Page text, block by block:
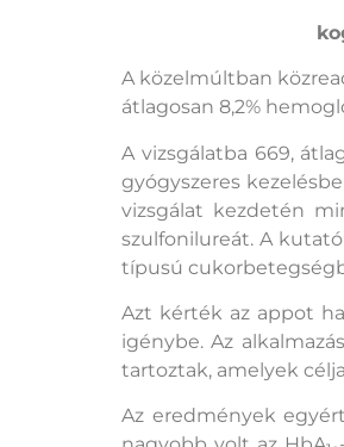
A közelmúltban
átlagosan 8,2%
A vizsgálatba 669,
gyógyszeres
vizsgálat kezdetén
szulfonilureát. A
típusú
Azt kérték az appot
igénybe. Az
tartoztak, amelyek
Az eredmények